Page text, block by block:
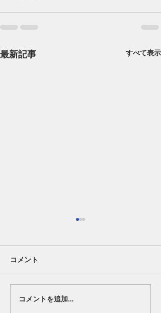
最新記事 すべて表示
好転反応②。
コメント
コメントを追加…